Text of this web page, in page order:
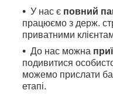
У нас є повний
працюємо з держ.
приватними
До нас можна
подивитися
можемо прислати
етапі.